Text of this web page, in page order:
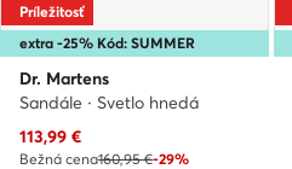
extra -25% Kód: SUMMER
Príležitosť
Dr. Martens
Sandále · Svetlo hnedá
Aktuálna cena
113,99 €
Bežná cena160,95 €-29%